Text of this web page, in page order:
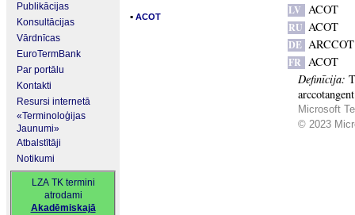
Publikācijas
Konsultācijas
Vārdnīcas
EuroTermBank
Par portālu
Kontakti
Resursi internetā
«Terminoloģijas
Jaunumi»
Atbalstītāji
Notikumi
LZA TK termini
atrodami
Akadēmiskajā
▪ ACOT LV ACOT
RU ACOT
DE ARCCOT
FR ACOT
Definīcija:
Microsoft
© 2023